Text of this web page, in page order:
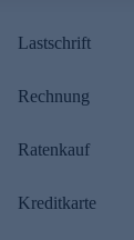
Lastschrift
Rechnung
Ratenkauf
Kreditkarte